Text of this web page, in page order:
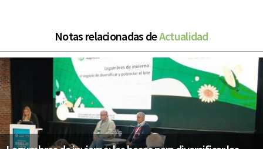
Notas relacionadas deActualidad